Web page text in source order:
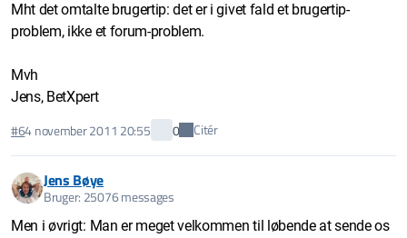
Mht det omtalte brugertip: det er i givet fald et brugertip-
problem, ikke et forum-problem.
Mvh
Jens, BetXpert
#64 november 2011 20:55 0 Citér
Jens Bøye
Bruger: 25076 messages
Men i øvrigt: Man er meget velkommen til løbende at sende os